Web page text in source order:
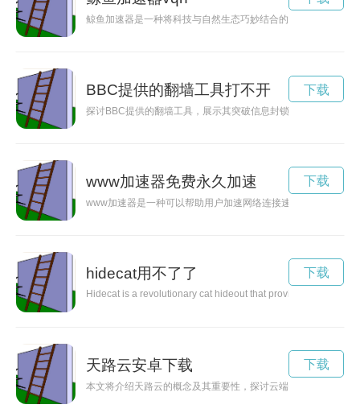
鲸鱼加速器是一种将科技与自然生态巧妙结合的创新工具，旨
BBC提供的翻墙工具打不开
探讨BBC提供的翻墙工具，展示其突破信息封锁的技术与重要意
下载
www加速器免费永久加速
www加速器是一种可以帮助用户加速网络连接速度的工具，让
下载
hidecat用不了了
Hidecat is a revolutionary cat hideout that provides both
下载
天路云安卓下载
本文将介绍天路云的概念及其重要性，探讨云端连接给人们带来
下载